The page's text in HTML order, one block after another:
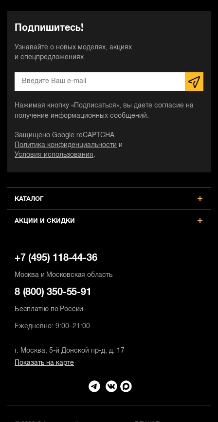
КАТАЛОГ
АКЦИИ И СКИДКИ
Подпишитесь!
Узнавайте о новых моделях, акциях
и спецпредложениях
Нажимая кнопку «Подписаться», вы даете согласие на
получение информационных сообщений.
Защищено Google reCAPTCHA.
Политика конфиденциальности
и
Условия использования .
+7 (495) 118-44-36
Москва и Московская область
8 (800) 350-55-91
Бесплатно по России
Ежедневно: 9:00–21:00
г. Москва, 5-й Донской пр-д, д. 17
Показать на карте